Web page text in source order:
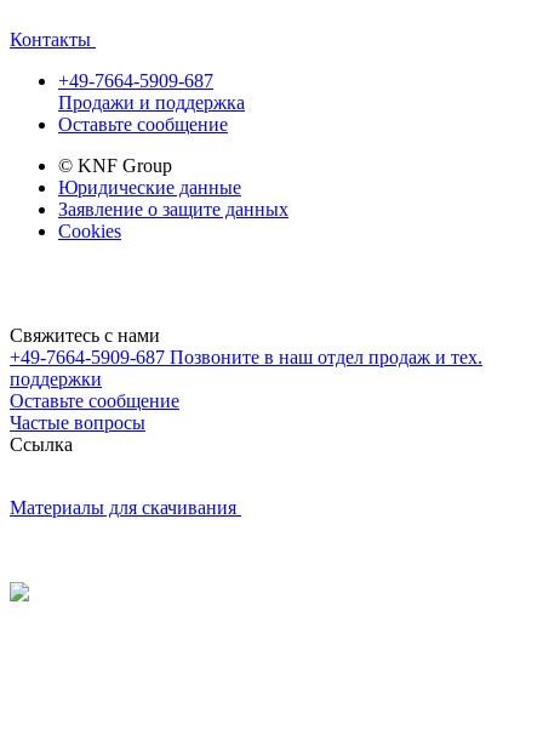
Контакты
+49-7664-5909-687
Продажи и поддержка
Оставьте сообщение
© KNF Group
Юридические данные
Заявление о защите данных
Cookies
Свяжитесь с нами
+49-7664-5909-687 Позвоните в наш отдел продаж и тех.
поддержки
Оставьте сообщение
Частые вопросы
Cсылка
Материалы для скачивания